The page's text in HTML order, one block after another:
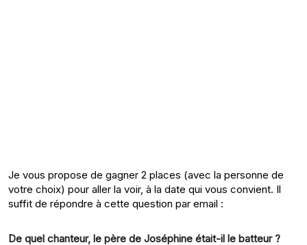
Je vous propose de gagner 2 places (avec la personne de
votre choix) pour aller la voir, à la date qui vous convient. Il
suffit de répondre à cette question par email :
De quel chanteur, le père de Joséphine était-il le batteur ?